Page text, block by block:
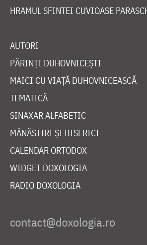
HRAMUL SFINTEI CUVIOASE
AUTORI
PĂRINȚI DUHOVNICEȘTI
MAICI CU VIAȚĂ DUHOVNICEASCĂ
TEMATICĂ
SINAXAR ALFABETIC
MĂNĂSTIRI ȘI BISERICI
CALENDAR ORTODOX
WIDGET DOXOLOGIA
RADIO DOXOLOGIA